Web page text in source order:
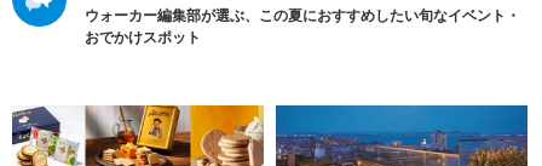
ウォーカー編集部が選ぶ、この夏におすすめしたい旬なイベント・
おでかけスポット